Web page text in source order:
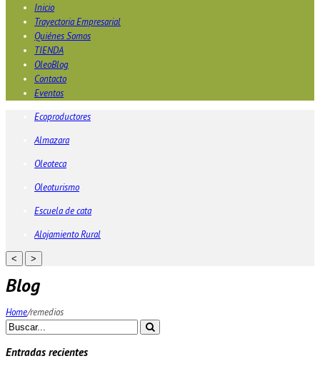
Inicio
Trayectoria Empresarial
Quiénes Somos
TIENDA
OleoBlog
Contacto
Eventos
Ecoproductores
Almazara
Oleoteca
Oleoturismo
Escuela de cata
Alojamiento Rural
< >
Blog
Home/remedios
Entradas recientes